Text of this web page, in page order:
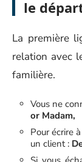
le
La première
relation avec
familière.
Vous ne
or Madam,
Pour écrire
un client :